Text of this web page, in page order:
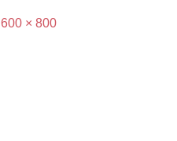
600 × 800